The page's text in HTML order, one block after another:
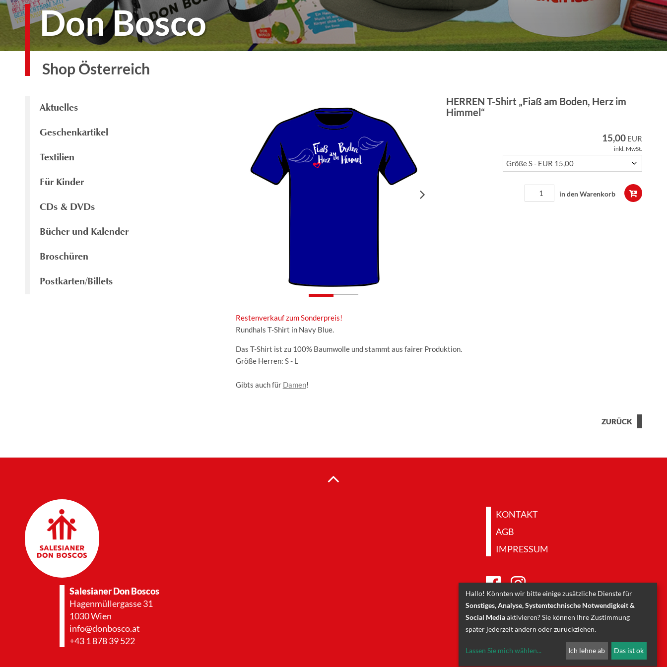
Don Bosco
Shop Österreich
HERREN T-Shirt „Fiaß am Boden, Herz im
Himmel“
15,00EUR
inkl. MwSt.
Restenverkauf zum Sonderpreis!
Rundhals T-Shirt in Navy Blue.
Das T-Shirt ist zu 100% Baumwolle und stammt aus fairer Produktion.
Größe Herren: S - L
Gibts auch für Damen!
ZURÜCK
Aktuelles
Geschenkartikel
Textilien
Für Kinder
CDs & DVDs
Bücher und Kalender
Broschüren
Postkarten/Billets
Salesianer Don Boscos
Hagenmüllergasse 31
1030 Wien
info@donbosco.at
+43 1 878 39 522
KONTAKT
AGB
IMPRESSUM
Hallo! Könnten wir bitte einige zusätzliche Dienste für
Sonstiges, Analyse, Systemtechnische Notwendigkeit &
Social Mediaaktivieren? Sie können Ihre Zustimmung
später jederzeit ändern oder zurückziehen.
Lassen Sie mich wählen... Ich lehne ab Das ist ok